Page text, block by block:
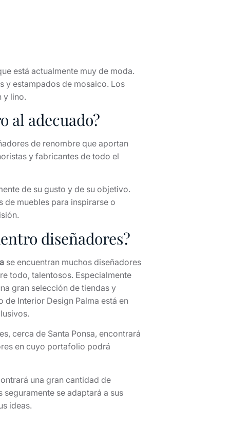
está actualmente muy de moda.
y estampados de mosaico. Los
y lino.
al adecuado?
de renombre que aportan
y fabricantes de todo el
de su gusto y de su objetivo.
de muebles para inspirarse o
diseñadores?
se encuentran muchos diseñadores
todo, talentosos. Especialmente
gran selección de tiendas y
de Interior Design Palma está en
cerca de Santa Ponsa, encontrará
en cuyo portafolio podrá
una gran cantidad de
se adaptará a sus
ideas.